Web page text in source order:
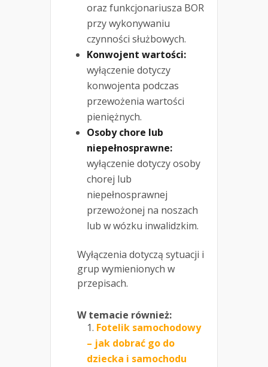
oraz funkcjonariusza BOR
przy wykonywaniu
czynności służbowych.
Konwojent wartości:
wyłączenie dotyczy
konwojenta podczas
przewożenia wartości
pieniężnych.
Osoby chore lub
niepełnosprawne:
wyłączenie dotyczy osoby
chorej lub
niepełnosprawnej
przewożonej na noszach
lub w wózku inwalidzkim.
Wyłączenia dotyczą sytuacji i
grup wymienionych w
przepisach.
W temacie również:
Fotelik samochodowy
– jak dobrać go do
dziecka i samochodu